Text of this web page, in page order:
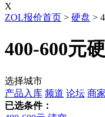
X
ZOL报价首页 > 硬盘 >
400-600元
选择城市
产品入库 频道 论坛 商家
已选条件：